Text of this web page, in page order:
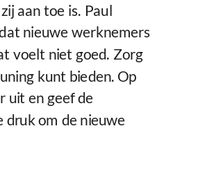
aan toe is. Paul
nieuwe werknemers
voelt niet goed. Zorg
kunt bieden. Op
uit en geef de
om de nieuwe